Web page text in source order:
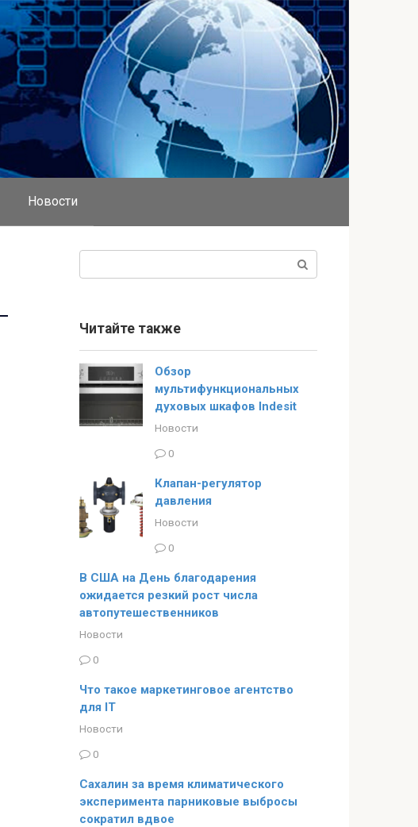
Новости
Читайте также
Обзор
мультифункциональных
духовых шкафов Indesit
Новости
0
Клапан-регулятор
давления
Новости
0
В США на День благодарения
ожидается резкий рост числа
автопутешественников
Новости
0
Что такое маркетинговое агентство
для IT
Новости
0
Сахалин за время климатического
эксперимента парниковые выбросы
сократил вдвое